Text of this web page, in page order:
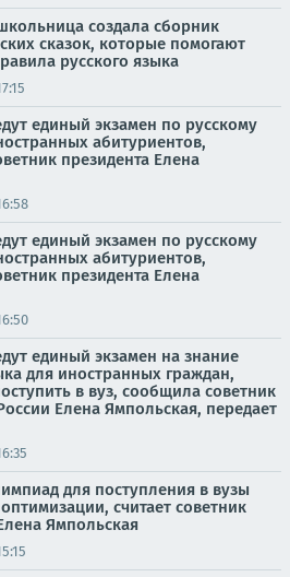
создала сборник
сказок, которые помогают
русского языка
единый экзамен по русскому
абитуриентов,
президента Елена
единый экзамен по русскому
абитуриентов,
президента Елена
единый экзамен на знание
для иностранных граждан,
в вуз, сообщила советник
Елена Ямпольская, передает
для поступления в вузы
считает советник
Ямпольская